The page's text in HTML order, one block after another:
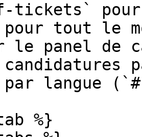
pour
tout le
le panel de
candidatures
par langue